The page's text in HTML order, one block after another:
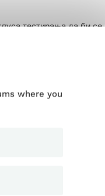
тестирања да би се
спроводе тестирање
кутије, док тестирање
генерално сматра
за проверу интерног
покривеност тестом
делови кода
where you